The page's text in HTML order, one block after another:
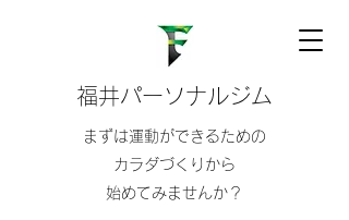
福井パーソナルジム
まずは運動ができるための
カラダづくりから
始めてみませんか？